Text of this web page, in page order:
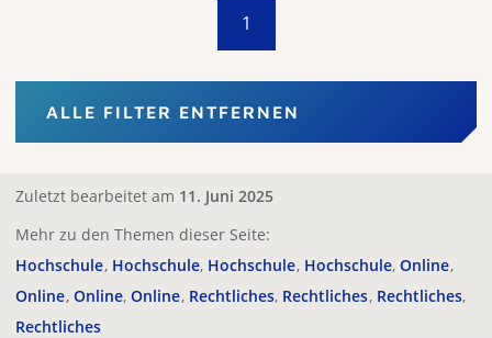
1
ALLE FILTER ENTFERNEN
Zuletzt bearbeitet am 11. Juni 2025
Mehr zu den Themen dieser Seite:
Hochschule Hochschule Hochschule Hochschule Online
Online Online Online Rechtliches Rechtliches Rechtliches
Rechtliches